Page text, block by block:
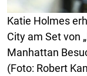
Katie Holmes
City am Set von
Manhattan
(Foto: Robert